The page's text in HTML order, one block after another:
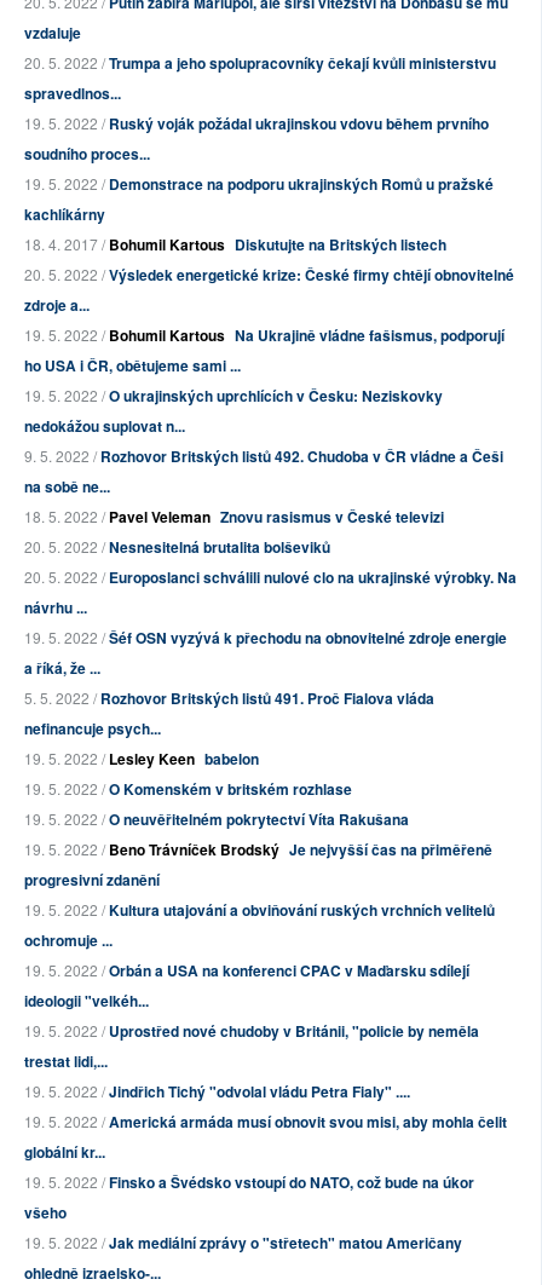
vzdaluje
20. 5. 2022 /Trumpa a jeho spolupracovníky čekají kvůli ministerstvu
spravedlnos...
19. 5. 2022 /Ruský voják požádal ukrajinskou vdovu během prvního
soudního proces...
19. 5. 2022 /Demonstrace na podporu ukrajinských Romů u pražské
kachlíkárny
18. 4. 2017 /Bohumil Kartous Diskutujte na Britských listech
20. 5. 2022 /Výsledek energetické krize: České firmy chtějí obnovitelné
zdroje a...
19. 5. 2022 /Bohumil Kartous Na Ukrajině vládne fašismus, podporují
ho USA i ČR, obětujeme sami ...
19. 5. 2022 /O ukrajinských uprchlících v Česku: Neziskovky
nedokážou suplovat n...
9. 5. 2022 /Rozhovor Britských listů 492. Chudoba v ČR vládne a Češi
na sobě ne...
18. 5. 2022 /Pavel Veleman Znovu rasismus v České televizi
20. 5. 2022 /Nesnesitelná brutalita bolševiků
20. 5. 2022 /Europoslanci schválili nulové clo na ukrajinské výrobky. Na
návrhu ...
19. 5. 2022 /Šéf OSN vyzývá k přechodu na obnovitelné zdroje energie
a říká, že ...
5. 5. 2022 /Rozhovor Britských listů 491. Proč Fialova vláda
nefinancuje psych...
19. 5. 2022 /Lesley Keen babelon
19. 5. 2022 /O Komenském v britském rozhlase
19. 5. 2022 /O neuvěřitelném pokrytectví Víta Rakušana
19. 5. 2022 /Beno Trávníček Brodský Je nejvyšší čas na přiměřeně
progresivní zdanění
19. 5. 2022 /Kultura utajování a obviňování ruských vrchních velitelů
ochromuje ...
19. 5. 2022 /Orbán a USA na konferenci CPAC v Maďarsku sdílejí
ideologii "velkéh...
19. 5. 2022 /Uprostřed nové chudoby v Británii, "policie by neměla
trestat lidi,...
19. 5. 2022 /Jindřich Tichý "odvolal vládu Petra Fialy" ....
19. 5. 2022 /Americká armáda musí obnovit svou misi, aby mohla čelit
globální kr...
19. 5. 2022 /Finsko a Švédsko vstoupí do NATO, což bude na úkor
všeho
19. 5. 2022 /Jak mediální zprávy o "střetech" matou Američany
ohledně izraelsko-...